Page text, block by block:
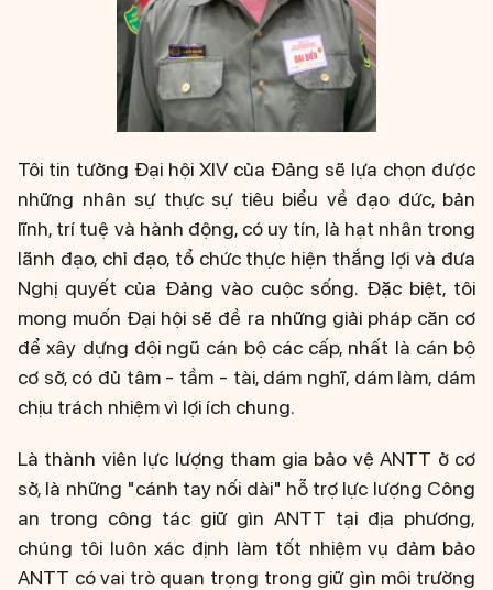
Tôi tin tưởng Đại hội XIV của Đảng sẽ lựa chọn được
những nhân sự thực sự tiêu biểu về đạo đức, bản
lĩnh, trí tuệ và hành động, có uy tín, là hạt nhân trong
lãnh đạo, chỉ đạo, tổ chức thực hiện thắng lợi và đưa
Nghị quyết của Đảng vào cuộc sống. Đặc biệt, tôi
mong muốn Đại hội sẽ đề ra những giải pháp căn cơ
để xây dựng đội ngũ cán bộ các cấp, nhất là cán bộ
cơ sở, có đủ tâm - tầm - tài, dám nghĩ, dám làm, dám
chịu trách nhiệm vì lợi ích chung.
Là thành viên lực lượng tham gia bảo vệ ANTT ở cơ
sở, là những "cánh tay nối dài" hỗ trợ lực lượng Công
an trong công tác giữ gìn ANTT tại địa phương,
chúng tôi luôn xác định làm tốt nhiệm vụ đảm bảo
ANTT có vai trò quan trọng trong giữ gìn môi trường